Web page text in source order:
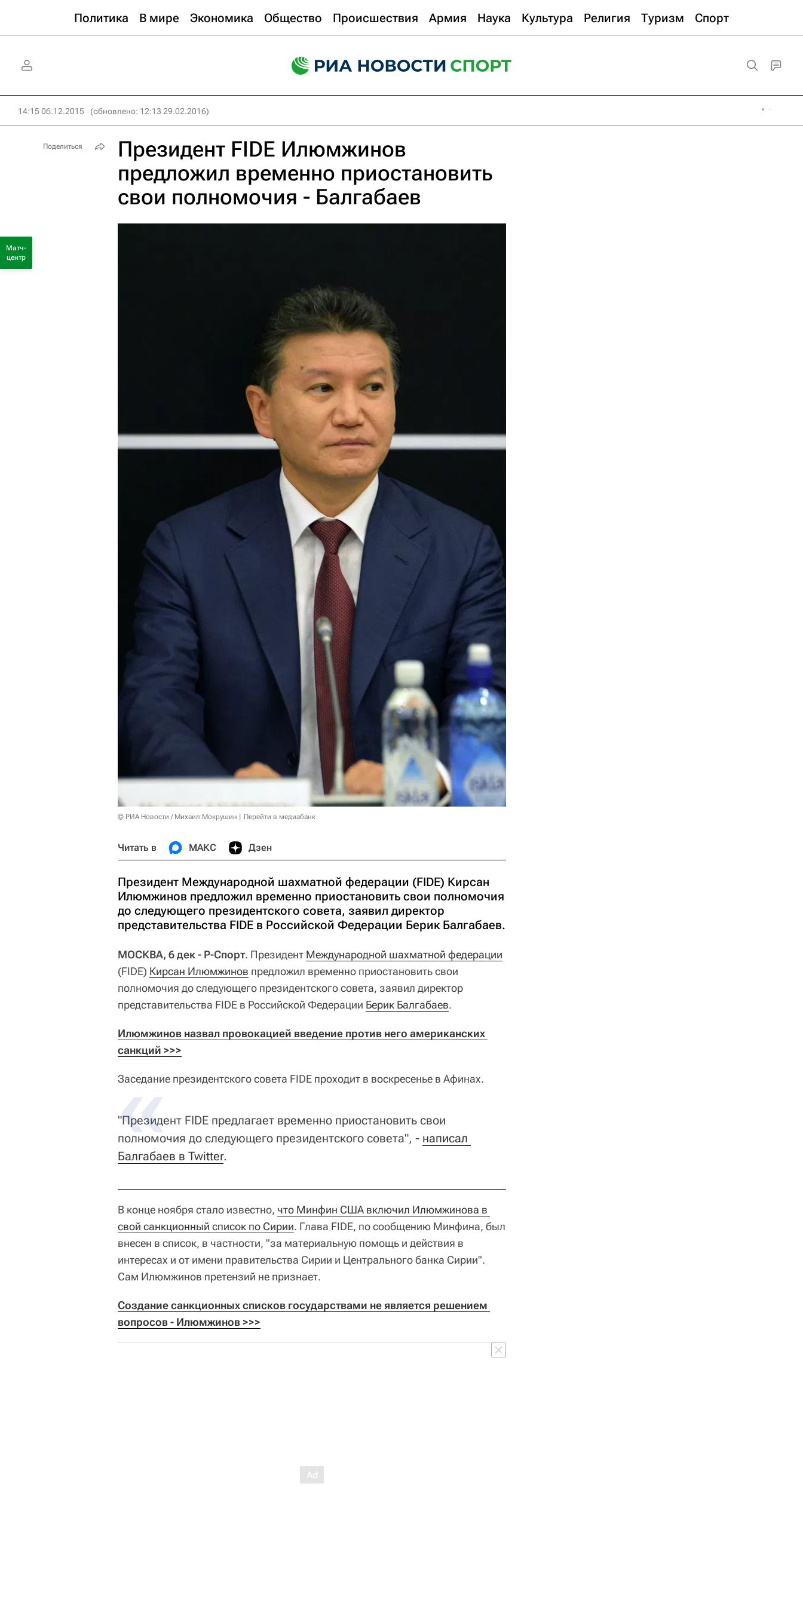
Политика В мире Экономика Общество Происшествия Армия Наука Культура Религия Туризм Спорт
14:15 06.12.2015 (обновлено: 12:13 29.02.2016)
Президент FIDE Илюмжинов
предложил временно приостановить
свои полномочия - Балгабаев
© РИА Новости / Михаил Мокрушин Перейти в медиабанк
Читать в МАКС Дзен
Президент Международной шахматной федерации (FIDE) Кирсан
Илюмжинов предложил временно приостановить свои полномочия
до следующего президентского совета, заявил директор
представительства FIDE в Российской Федерации Берик Балгабаев.
МОСКВА, 6 дек - Р-Спорт. Президент Международной шахматной федерации
(FIDE) Кирсан Илюмжинов предложил временно приостановить свои
полномочия до следующего президентского совета, заявил директор
представительства FIDE в Российской Федерации Берик Балгабаев.
Илюмжинов назвал провокацией введение против него американских
санкций >>>
Заседание президентского совета FIDE проходит в воскресенье в Афинах.
"Президент FIDE предлагает временно приостановить свои
полномочия до следующего президентского совета", - написал
Балгабаев в Twitter.
В конце ноября стало известно, что Минфин США включил Илюмжинова в
свой санкционный список по Сирии. Глава FIDE, по сообщению Минфина, был
внесен в список, в частности, "за материальную помощь и действия в
интересах и от имени правительства Сирии и Центрального банка Сирии".
Сам Илюмжинов претензий не признает.
Создание санкционных списков государствами не является решением
вопросов - Илюмжинов >>>
Поделиться
Матч-
центр